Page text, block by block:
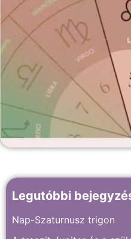
Legutóbbi
Nap-Szaturnusz trigon